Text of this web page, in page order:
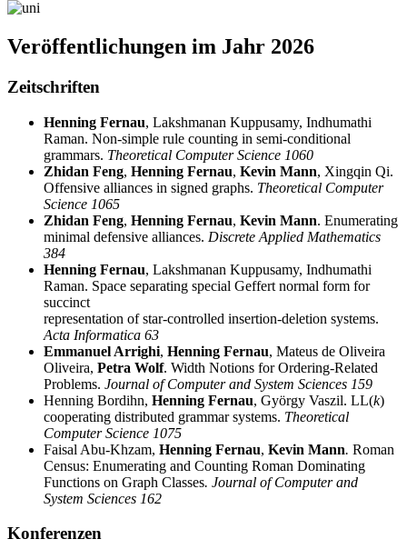
Veröffentlichungen im Jahr 2026
Zeitschriften
Henning Fernau, Lakshmanan Kuppusamy, Indhumathi
Raman. Non-simple rule counting in semi-conditional
grammars. Theoretical Computer Science 1060
Zhidan Feng, Henning Fernau, Kevin Mann, Xingqin Qi.
Offensive alliances in signed graphs. Theoretical Computer
Science 1065
Zhidan Feng, Henning Fernau, Kevin Mann. Enumerating
minimal defensive alliances. Discrete Applied Mathematics
384
Henning Fernau, Lakshmanan Kuppusamy, Indhumathi
Raman. Space separating special Geffert normal form for
succinct
representation of star-controlled insertion-deletion systems.
Acta Informatica 63
Emmanuel Arrighi, Henning Fernau, Mateus de Oliveira
Oliveira, Petra Wolf. Width Notions for Ordering-Related
Problems. Journal of Computer and System Sciences 159
Henning Bordihn, Henning Fernau, György Vaszil. LL(k)
cooperating distributed grammar systems. Theoretical
Computer Science 1075
Faisal Abu-Khzam, Henning Fernau, Kevin Mann. Roman
Census: Enumerating and Counting Roman Dominating
Functions on Graph Classes. Journal of Computer and
System Sciences 162
Konferenzen